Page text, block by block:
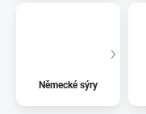
Německé sýry